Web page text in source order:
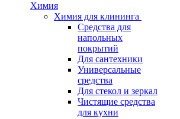
Химия
Химия для клининга
Средства для
напольных
покрытий
Для сантехники
Универсальные
средства
Для стекол и зеркал
Чистящие средства
для кухни